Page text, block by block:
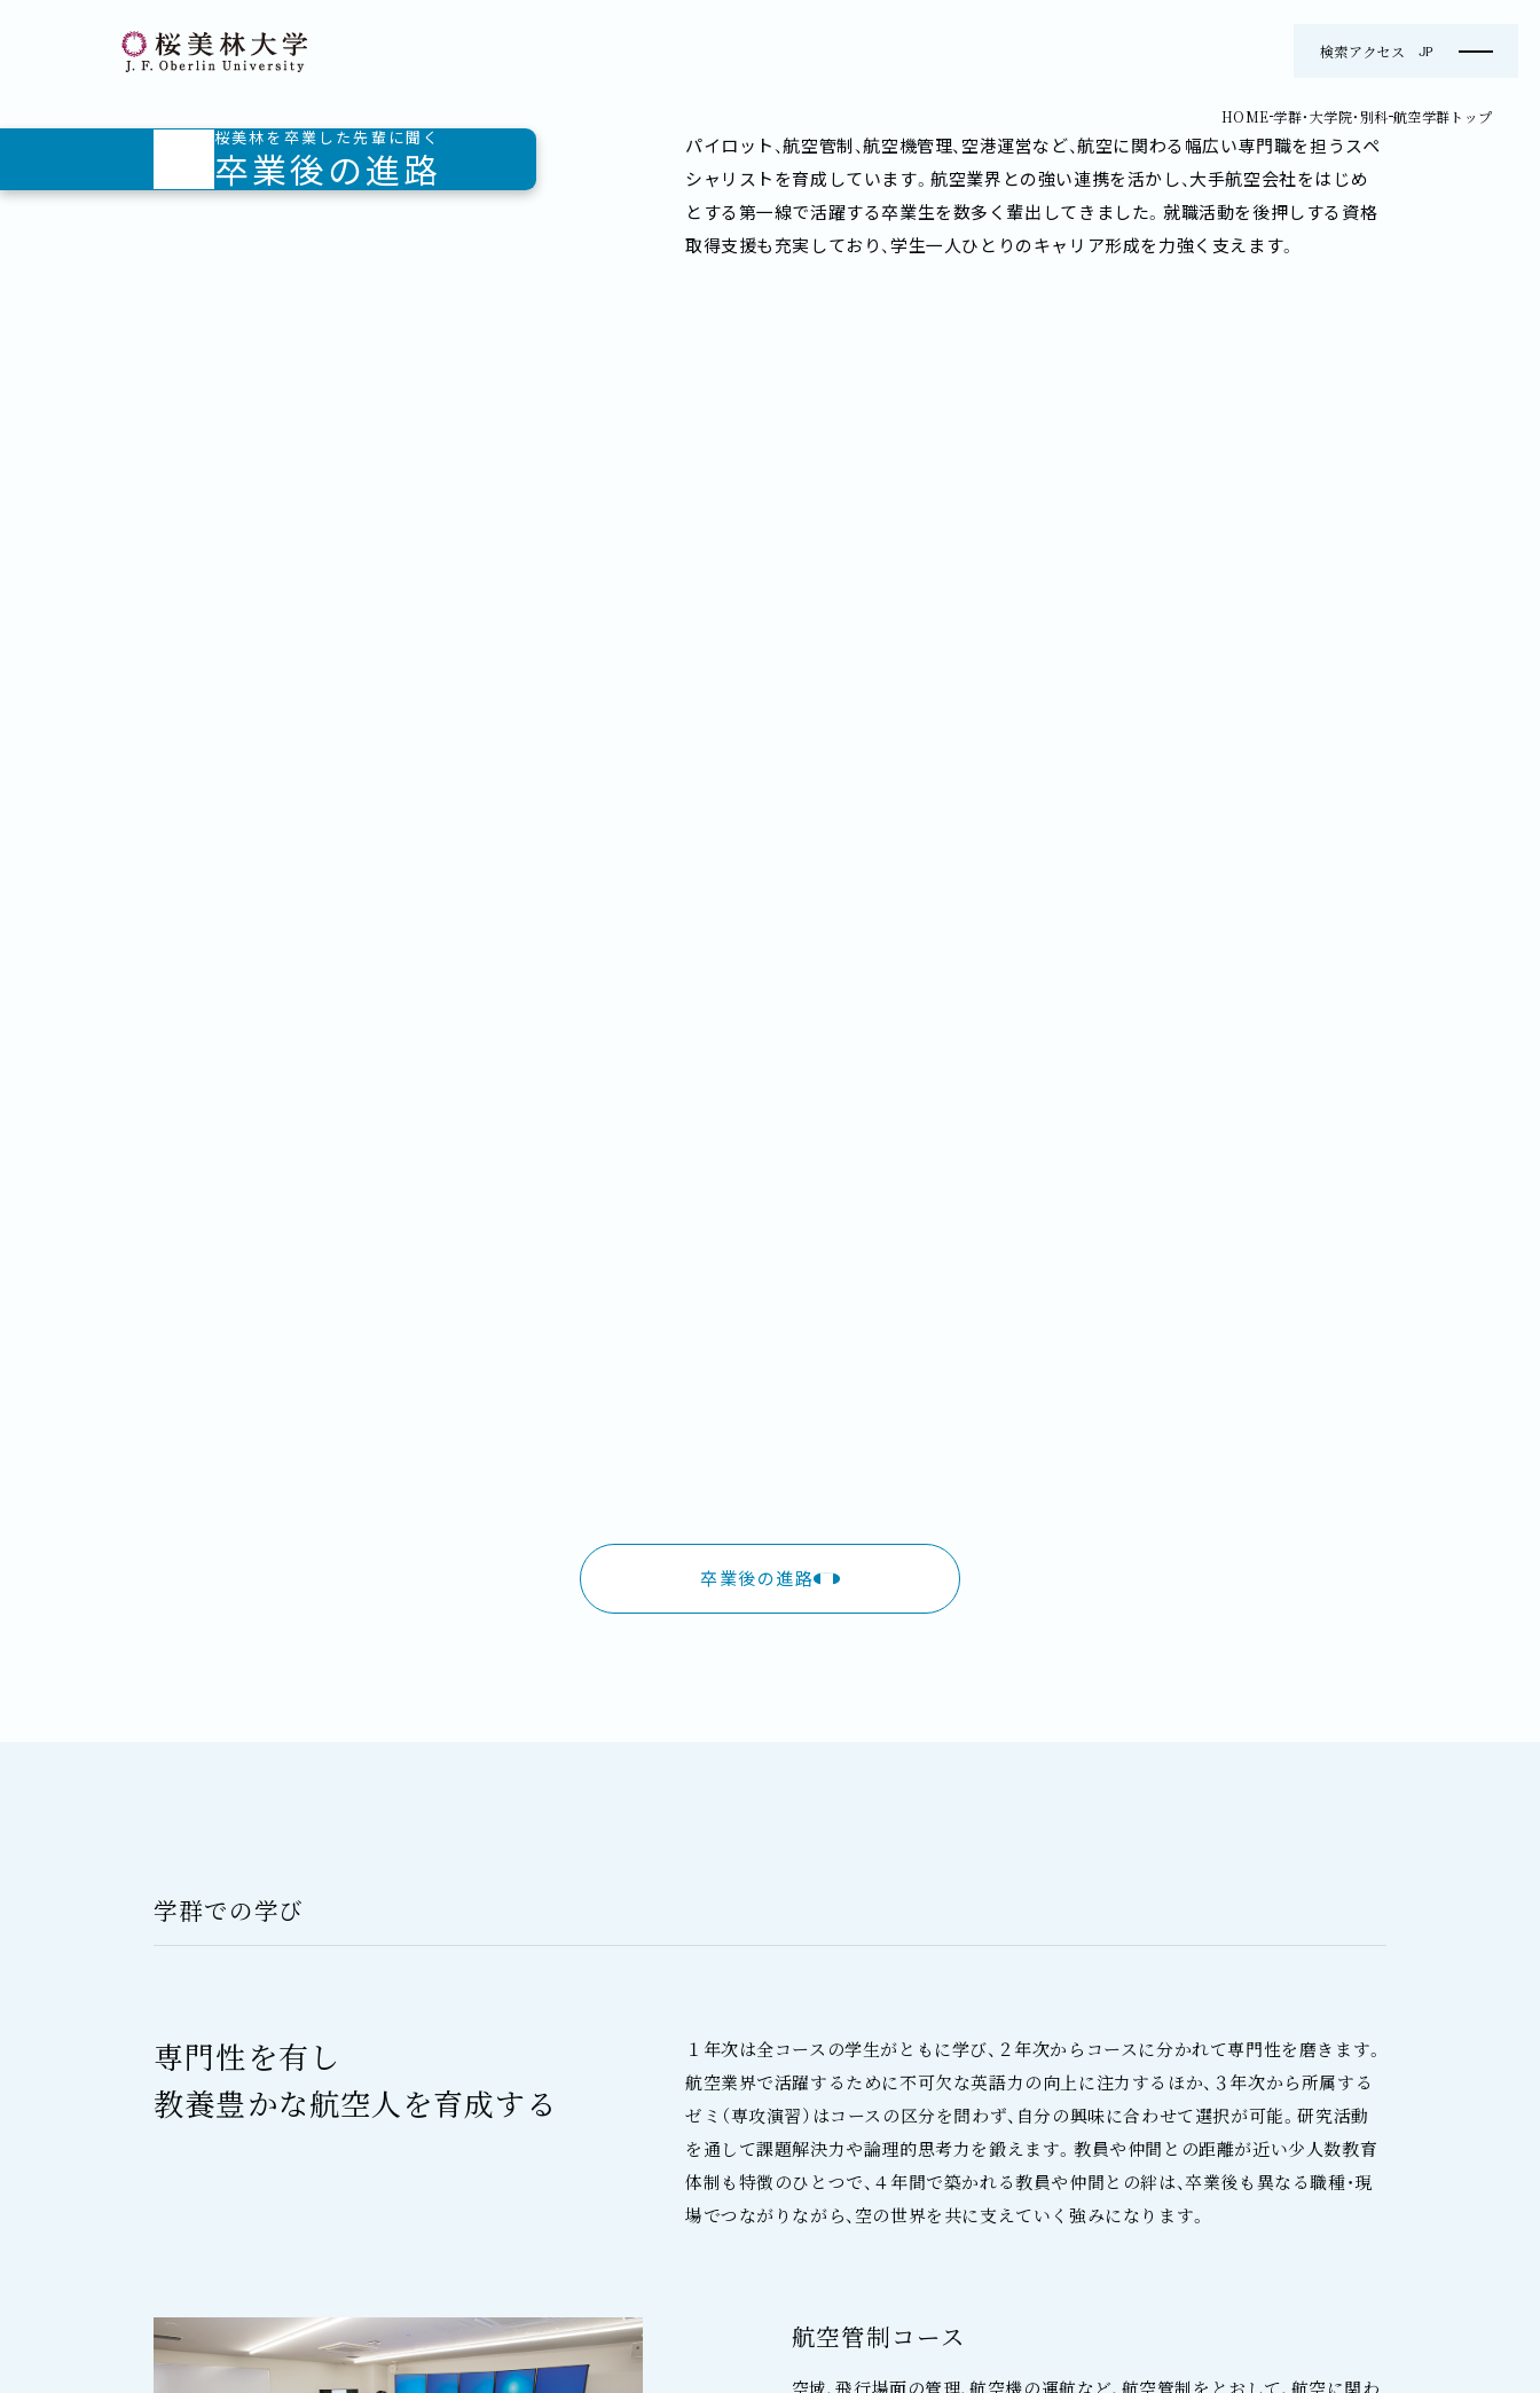
桜美林大学 トップページ 検索アクセス JP
現在位置
HOME 学群・大学院・別科 航空学群トップ
桜美林を卒業した先輩に聞く
卒業後の進路
パイロット、航空管制、航空機管理、空港運営など、航空に関わる幅広い専門職を担うスペ
シャリストを育成しています。航空業界との強い連携を活かし、大手航空会社をはじめ
とする第一線で活躍する卒業生を数多く輩出してきました。就職活動を後押しする資格
取得支援も充実しており、学生一人ひとりのキャリア形成を力強く支えます。
卒業後の進路
学群での学び
専門性を有し
教養豊かな航空人を育成する
１年次は全コースの学生がともに学び、２年次からコースに分かれて専門性を磨きます。
航空業界で活躍するために不可欠な英語力の向上に注力するほか、３年次から所属する
ゼミ（専攻演習）はコースの区分を問わず、自分の興味に合わせて選択が可能。研究活動
を通して課題解決力や論理的思考力を鍛えます。教員や仲間との距離が近い少人数教育
体制も特徴のひとつで、４年間で築かれる教員や仲間との絆は、卒業後も異なる職種・現
場でつながりながら、空の世界を共に支えていく強みになります。
航空管制コース
空域、飛行場面の管理、航空機の運航など、航空管制をとおして、航空に関わ